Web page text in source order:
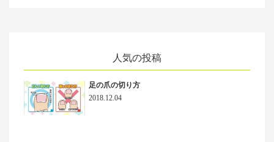
人気の投稿
足の爪の切り方
2018.12.04